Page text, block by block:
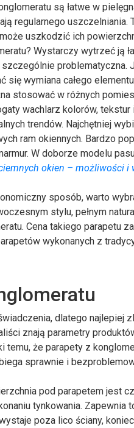
są łatwe w
regularnego uszczelniania.
uszkodzić ich
Wystarczy wytrzeć ją
się wymiana całego
stosować w różnych
wachlarz kolorów,
trendów. Najchętniej
ram okiennych. Bardzo
W doborze modelu
okien – możliwości i
sposób, warto
stylu, pełnym
Cena takiego parapetu
wykonanych z
dlatego najlepiej
znają parametry
temu, że parapety z
sprawnie i
pod parapetem jest
tynkowania.
poza lico ściany,